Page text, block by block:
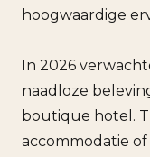
hoogwaardige
In 2026
naadloze
boutique hotel.
accommodatie